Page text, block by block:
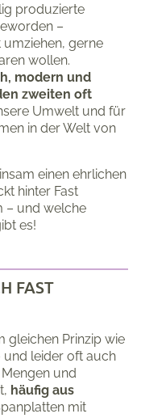
produzierte
–
gerne
wollen.
modern und
zweiten oft
Umwelt und für
in der Welt von
einen ehrlichen
hinter Fast
– und welche
es!
FAST
gleichen Prinzip wie
und leider oft auch
und
häufig aus
mit